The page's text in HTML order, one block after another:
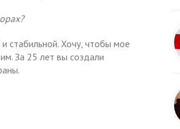
стабильной. Хочу, чтобы мое
За 25 лет вы создали